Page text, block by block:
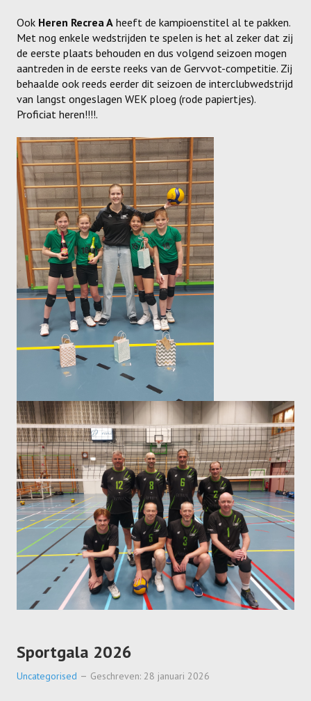
WINTER WEEKEND
JEUGDDAG
BEACHVOLLEY
CLUBSHOP
LIVE SCORE
Ook Heren Recrea A heeft de kampioenstitel al te pakken.
Met nog enkele wedstrijden te spelen is het al zeker dat zij
de eerste plaats behouden en dus volgend seizoen mogen
aantreden in de eerste reeks van de Gervvot-competitie. Zij
behaalde ook reeds eerder dit seizoen de interclubwedstrijd
van langst ongeslagen WEK ploeg (rode papiertjes).
Proficiat heren!!!!.
Sportgala 2026
Uncategorised Geschreven: 28 januari 2026